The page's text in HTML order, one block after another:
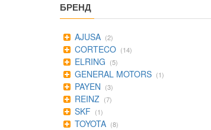
БРЕНД
AJUSA (2)
CORTECO (14)
ELRING (5)
GENERAL MOTORS (1)
PAYEN (3)
REINZ (7)
SKF (1)
TOYOTA (8)